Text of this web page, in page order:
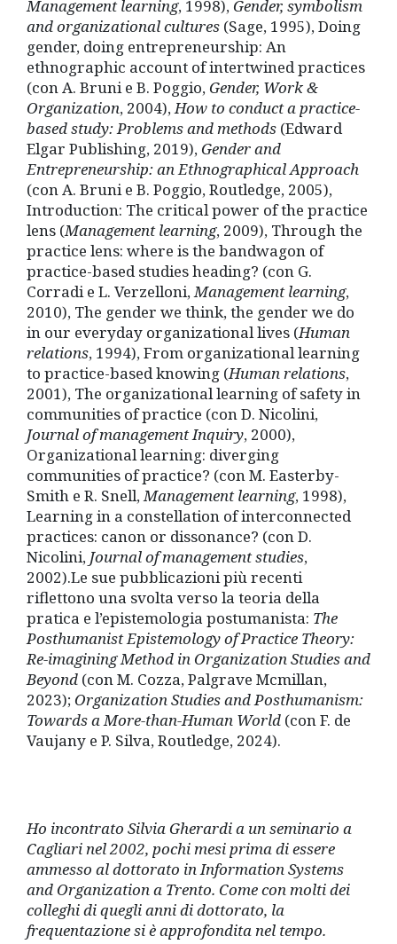
Management learning, 1998), Gender, symbolism
and organizational cultures (Sage, 1995), Doing
gender, doing entrepreneurship: An
ethnographic account of intertwined practices
(con A. Bruni e B. Poggio, Gender, Work &
Organization, 2004),How to conduct a practice-
based study: Problems and methods (Edward
Elgar Publishing, 2019), Gender and
Entrepreneurship: an Ethnographical Approach
(con A. Bruni e B. Poggio, Routledge, 2005),
Introduction: The critical power of the practice
lens (Management learning, 2009), Through the
practice lens: where is the bandwagon of
practice-based studies heading? (con G.
Corradi e L. Verzelloni,Management learning,
2010), The gender we think, the gender we do
in our everyday organizational lives (Human
relations, 1994), From organizational learning
to practice-based knowing (Human relations,
2001), The organizational learning of safety in
communities of practice (con D. Nicolini,
Journal of management Inquiry, 2000),
Organizational learning: diverging
communities of practice? (con M. Easterby-
Smith e R. Snell,Management learning, 1998),
Learning in a constellation of interconnected
practices: canon or dissonance? (con D.
Nicolini, Journal of management studies,
2002).Le sue pubblicazioni più recenti
riflettono una svolta verso la teoria della
pratica e l’epistemologia postumanista: The
Posthumanist Epistemology of Practice Theory:
Re-imagining Method in Organization Studies and
Beyond (con M. Cozza, Palgrave Mcmillan,
2023); Organization Studies and Posthumanism:
Towards a More-than-Human World (con F. de
Vaujany e P. Silva, Routledge, 2024).
Ho incontrato Silvia Gherardi a un seminario a
Cagliari nel 2002, pochi mesi prima di essere
ammesso al dottorato in Information Systems
and Organization a Trento. Come con molti dei
colleghi di quegli anni di dottorato, la
frequentazione si è approfondita nel tempo.